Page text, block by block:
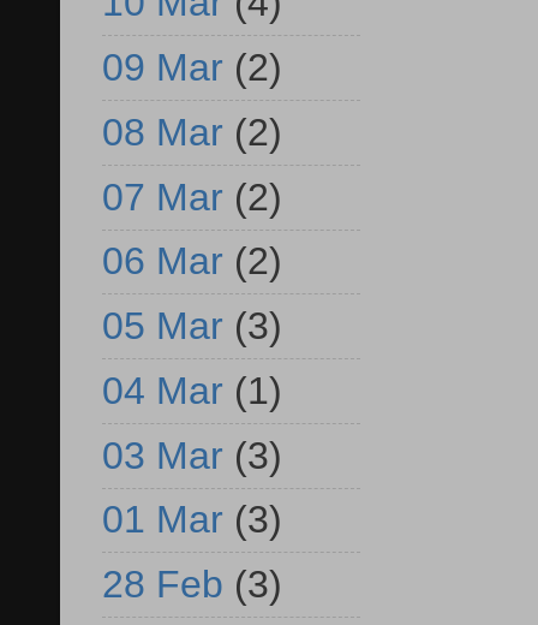
09 Mar (2)
08 Mar (2)
07 Mar (2)
06 Mar (2)
05 Mar (3)
04 Mar (1)
03 Mar (3)
01 Mar (3)
28 Feb (3)